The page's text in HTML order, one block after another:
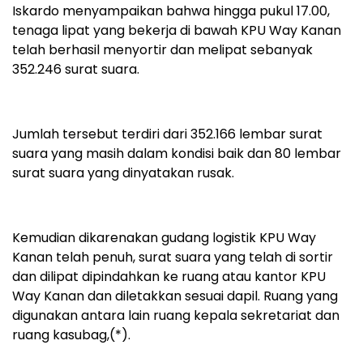
Iskardo menyampaikan bahwa hingga pukul 17.00,
tenaga lipat yang bekerja di bawah KPU Way Kanan
telah berhasil menyortir dan melipat sebanyak
352.246 surat suara.
Jumlah tersebut terdiri dari 352.166 lembar surat
suara yang masih dalam kondisi baik dan 80 lembar
surat suara yang dinyatakan rusak.
Kemudian dikarenakan gudang logistik KPU Way
Kanan telah penuh, surat suara yang telah di sortir
dan dilipat dipindahkan ke ruang atau kantor KPU
Way Kanan dan diletakkan sesuai dapil. Ruang yang
digunakan antara lain ruang kepala sekretariat dan
ruang kasubag,(*).